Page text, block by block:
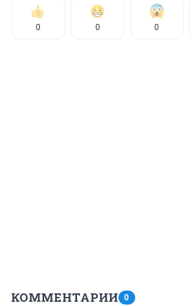
0 0 0
КОММЕНТАРИИ 0